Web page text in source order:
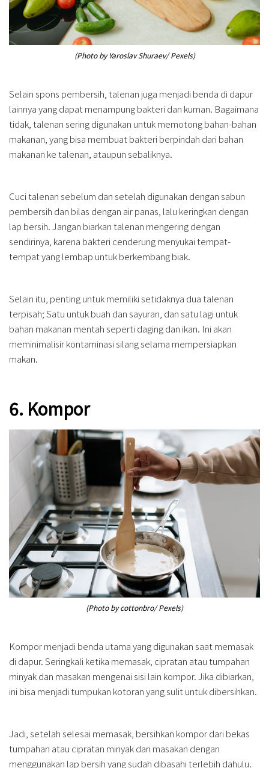
(Photo by Yaroslav Shuraev/ Pexels)
Selain spons pembersih, talenan juga menjadi benda di dapur
lainnya yang dapat menampung bakteri dan kuman. Bagaimana
tidak, talenan sering digunakan untuk memotong bahan-bahan
makanan, yang bisa membuat bakteri berpindah dari bahan
makanan ke talenan, ataupun sebaliknya.
Cuci talenan sebelum dan setelah digunakan dengan sabun
pembersih dan bilas dengan air panas, lalu keringkan dengan
lap bersih. Jangan biarkan talenan mengering dengan
sendirinya, karena bakteri cenderung menyukai tempat-
tempat yang lembap untuk berkembang biak.
Selain itu, penting untuk memiliki setidaknya dua talenan
terpisah; Satu untuk buah dan sayuran, dan satu lagi untuk
bahan makanan mentah seperti daging dan ikan. Ini akan
meminimalisir kontaminasi silang selama mempersiapkan
makan.
6. Kompor
(Photo by cottonbro/ Pexels)
Kompor menjadi benda utama yang digunakan saat memasak
di dapur. Seringkali ketika memasak, cipratan atau tumpahan
minyak dan masakan mengenai sisi lain kompor. Jika dibiarkan,
ini bisa menjadi tumpukan kotoran yang sulit untuk dibersihkan.
Jadi, setelah selesai memasak, bersihkan kompor dari bekas
tumpahan atau cipratan minyak dan masakan dengan
menggunakan lap bersih yang sudah dibasahi terlebih dahulu.